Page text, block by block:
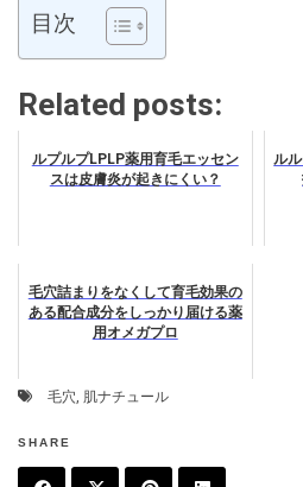
目次
Related posts:
ルプルプLPLP薬用育毛エッセン
スは皮膚炎が起きにくい？
ル
毛穴詰まりをなくして育毛効果の
ある配合成分をしっかり届ける薬
用オメガプロ
毛穴, 肌ナチュール
SHARE